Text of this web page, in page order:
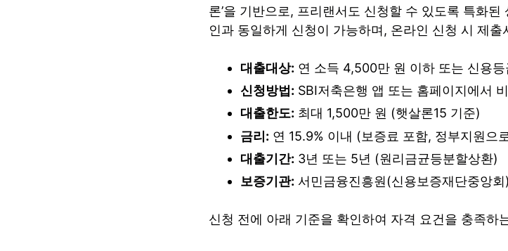
론’을 기반으로, 프리랜서도 신청할 수 있도록 특화
인과 동일하게 신청이 가능하며, 온라인 신청 시 제출
대출대상: 연 소득 4,500만 원 이하 또는 신용
신청방법: SBI저축은행 앱 또는 홈페이지에서
대출한도: 최대 1,500만 원 (햇살론15 기준)
금리: 연 15.9% 이내 (보증료 포함, 정부지원으
대출기간: 3년 또는 5년 (원리금균등분할상환)
보증기관: 서민금융진흥원(신용보증재단중앙회)
신청 전에 아래 기준을 확인하여 자격 요건을 충족하